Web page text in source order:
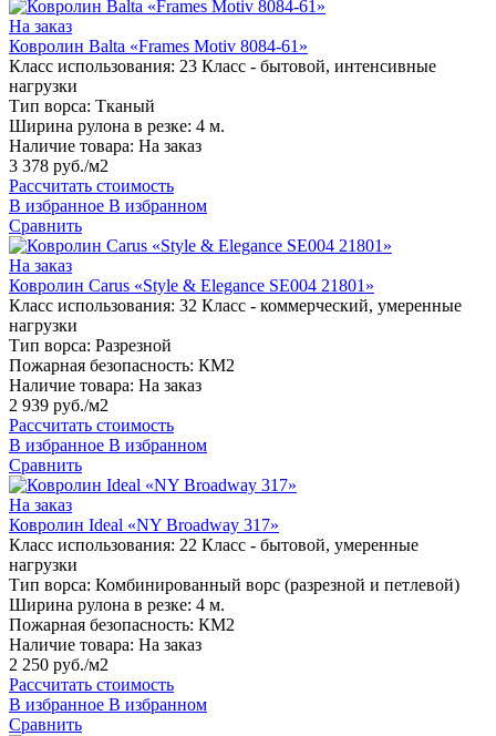
На заказ
Ковролин Balta «Frames Motiv 8084-61»
Класс использования: 23 Класс - бытовой, интенсивные
нагрузки
Тип ворса: Тканый
Ширина рулона в резке: 4 м.
Наличие товара: На заказ
3 378 руб./м2
Рассчитать стоимость
В избранное В избранном
Сравнить
На заказ
Ковролин Carus «Style & Elegance SE004 21801»
Класс использования: 32 Класс - коммерческий, умеренные
нагрузки
Тип ворса: Разрезной
Пожарная безопасность: КМ2
Наличие товара: На заказ
2 939 руб./м2
Рассчитать стоимость
В избранное В избранном
Сравнить
На заказ
Ковролин Ideal «NY Broadway 317»
Класс использования: 22 Класс - бытовой, умеренные
нагрузки
Тип ворса: Комбинированный ворс (разрезной и петлевой)
Ширина рулона в резке: 4 м.
Пожарная безопасность: КМ2
Наличие товара: На заказ
2 250 руб./м2
Рассчитать стоимость
В избранное В избранном
Сравнить